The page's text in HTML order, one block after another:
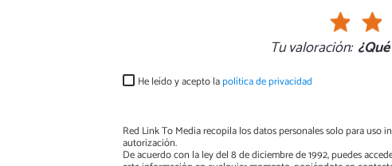
Tu valoración:
He leído y acepto lapolítica de privacidad
Red Link To Media recopila los datos personales solo para uso
autorización.
De acuerdo con la ley del 8 de diciembre de 1992, puedes